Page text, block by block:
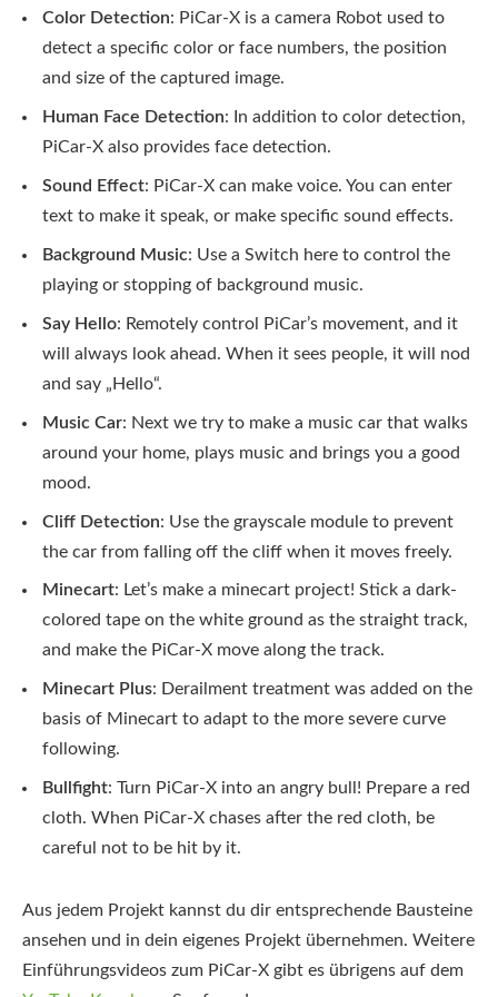
Color Detection: PiCar-X is a camera Robot used to
detect a specific color or face numbers, the position
and size of the captured image.
Human Face Detection: In addition to color detection,
PiCar-X also provides face detection.
Sound Effect: PiCar-X can make voice. You can enter
text to make it speak, or make specific sound effects.
Background Music: Use a Switch here to control the
playing or stopping of background music.
Say Hello: Remotely control PiCar’s movement, and it
will always look ahead. When it sees people, it will nod
and say „Hello“.
Music Car: Next we try to make a music car that walks
around your home, plays music and brings you a good
mood.
Cliff Detection: Use the grayscale module to prevent
the car from falling off the cliff when it moves freely.
Minecart: Let’s make a minecart project! Stick a dark-
colored tape on the white ground as the straight track,
and make the PiCar-X move along the track.
Minecart Plus: Derailment treatment was added on the
basis of Minecart to adapt to the more severe curve
following.
Bullfight: Turn PiCar-X into an angry bull! Prepare a red
cloth. When PiCar-X chases after the red cloth, be
careful not to be hit by it.
Aus jedem Projekt kannst du dir entsprechende Bausteine
ansehen und in dein eigenes Projekt übernehmen. Weitere
Einführungsvideos zum PiCar-X gibt es übrigens auf dem